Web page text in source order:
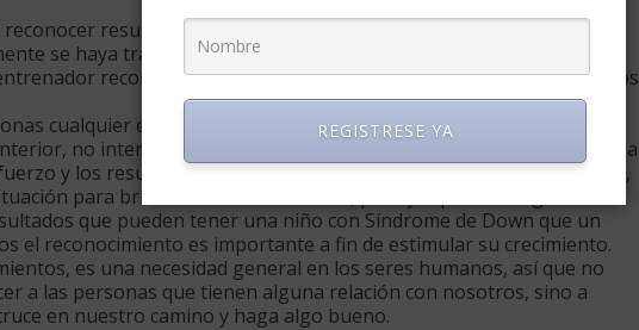
resultados, sino aprendamos a reconocer el esfuerzo,
se haya traducido en resultados, ya que eso paso con mi hijo,
reconoció su esfuerzo, aún no existiendo todavía resultados
cualquier esfuerzo o resultado que represente un avance
no interesando el tamaño, aún si para nosotros ese avance sea
y los resultados de cada persona están en función a su realidad,
para brindar el reconocimiento, por ejemplo no es igual el
que pueden tener una niño con Síndrome de Down que un
el reconocimiento es importante a fin de estimular su crecimiento.
es una necesidad general en los seres humanos, así que no
a las personas que tienen alguna relación con nosotros, sino a
en nuestro camino y haga algo bueno.
REGISTRESE YA